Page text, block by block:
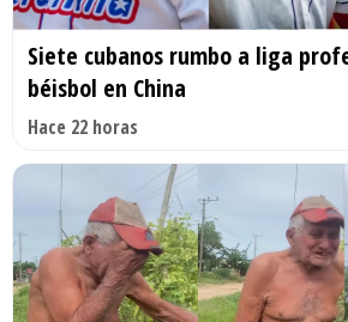
Siete cubanos rumbo a liga
béisbol en China
Hace 22 horas